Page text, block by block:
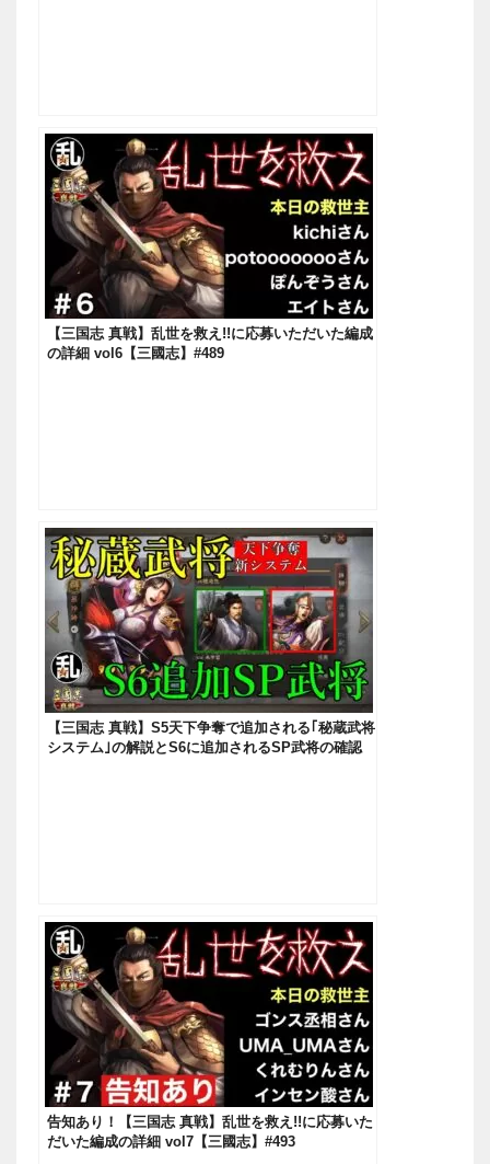
【三国志 真戦】乱世を救え!!に応募いただいた編成
の詳細 vol6【三國志】#489
【三国志 真戦】S5天下争奪で追加される｢秘蔵武将
システム｣の解説とS6に追加されるSP武将の確認
告知あり！【三国志 真戦】乱世を救え!!に応募いた
だいた編成の詳細 vol7【三國志】#493